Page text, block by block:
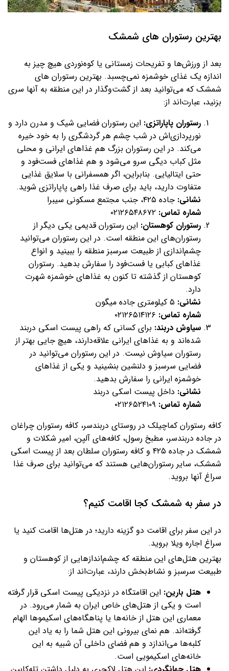
بهترین رستوران های شمشک
بعد از ورزش‌ها و تفریحات زمستانی یا کوه‌نوردی هیچ چیز به
اندازه یک غذای خوشمزه نمی‌چسبد. بهترین رستوران های
شمشک که می‌توانید بعد از گشت‌وگذار در این منطقه به آنها سری
بزنید، عبارت‌اند از:
رستوران پاپاراتزی: این رستوران فضایی شیک و مدرن دارد و
نورپردازی‌اش در شب چشم هر گردشگری را به خود خیره
می‌کند. در این رستوران بزرگ هم غذاهای ایرانی و محلی
مثل کباب دیگی سرو می‌شود و هم غذاهای فست‌فود و
حتی ایتالیایی. بنابراین، اگر همسفرانی با سلایق غذایی
متفاوت دارید، باید برای صرف غذا راهی پاپاراتزی شوید.
نشانی: جاده ۴۲۵، جنب مجتمع مسکونی سیبرا
شماره تماس:
رستوران کوهستان: این رستوران قدیمی یکی دیگر از
رستوران‌‌های این منطقه است. در این رستوران می‌توانید
چشم‌اندازی از طبیعت سرسبز منطقه را ببینید و انواع
غذاهای کبابی یا فست‌فود را سفارش بدهید. رستوران
کوهستان از گذشته تا کنون به غذاهای خوشمزه شهرت
دارد.
نشانی:
شماره تماس:
سیاوش دربند: برای کسانی که راهی پیست اسکی دربند
شده‌اند و به غذاهای ایرانی علاقه‌دارند، هیچ جایی بهتر از
رستوران سیاوش نیست. در این رستوران می‌توانید در
فضایی سرسبز و دلنشین بنشینید و یکی از غذاهای
خوشمزه ایرانی را سفارش بدهید.
نشانی: داخل پیست اسکی دربند
شماره تماس:
کافه رستوران کماچیلک در روستای دربندسر، کافه رستوران چراغان
در جاده دربندسر، مطبخ رسول، کافه‌های آلپن، امیر شکلات و
شمشک در جاده ۴۲۵ و کافه رستوران سلطان بعد از پیست اسکی
شمشک، سایر رستوران‌هایی هستند که می‌توانید برای صرف غذا
سراغ آنها بروید.
در سفر به شمشک کجا اقامت کنیم؟
در این سفر برای اقامت دو گزینه دارید؛ در هتل‌ها اقامت کنید یا
سراغ اجاره ویلا بروید.
بهترین‌ هتل‌های این منطقه که چشم‌اندازهایی از کوهستان و
طبیعت سرسبز و نشاط‌‌بخش دارند، عبارت‌اند از:
هتل بارین: این اقامتگاه در نزدیکی پیست اسکی قرار گرفته
است و یکی از هتل‌های خاص ایران به شمار می‌رود. در
معماری این هتل از خانه‌ها یا پناهگاه‌های اسکیموها الهام
گرفته‌اند. هم نمای بیرونی این هتل شما را به یاد این
کلبه‌ها می‌اندازد و هم فضای داخلی آن شبیه به این
خانه‌های اسکیمویی است.